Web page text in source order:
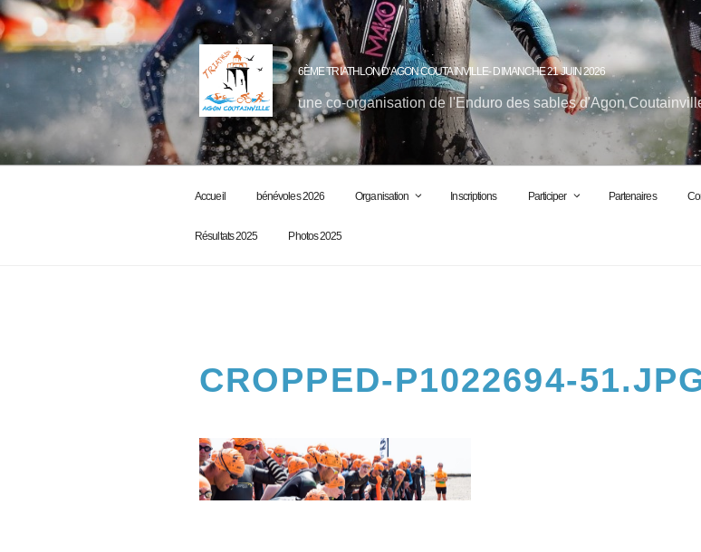
6ÈME TRIATHLON D'AGON COUTAINVILLE- DIMANCHE 21 JUIN 2026
une co-organisation de l'Enduro des sables d'Agon
Accueil bénévoles 2026 Organisation Inscriptions Participer Partenaires
Résultats 2025 Photos 2025
CROPPED-P1022694-